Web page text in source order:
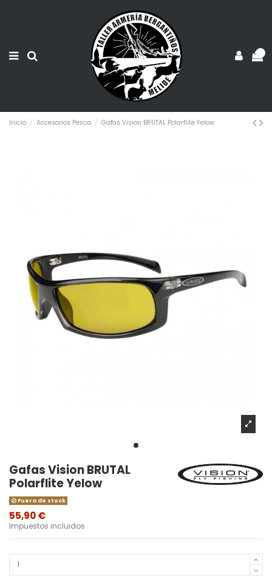
Inicio Accesorios Pesca Gafas Vision BRUTAL Polarflite Yelow
Gafas Vision BRUTAL
Polarflite Yelow
Fuera de stock
55,90 €
Impuestos incluidos